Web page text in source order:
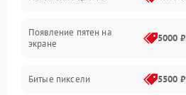
Сигнал и приём каналов
Появление пятен на
экране
5000 ₽
Битые пиксели 5500 ₽